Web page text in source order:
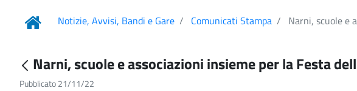
Notizie, Avvisi, Bandi e Gare Comunicati Stampa Narni, scuole e
Narni, scuole e associazioni insieme per la Festa
Pubblicato 21/11/22